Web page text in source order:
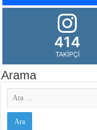
414
TAKIPÇI
Arama